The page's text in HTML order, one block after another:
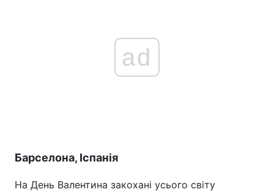
ad
Барселона, Іспанія
На День Валентина закохані усього світу